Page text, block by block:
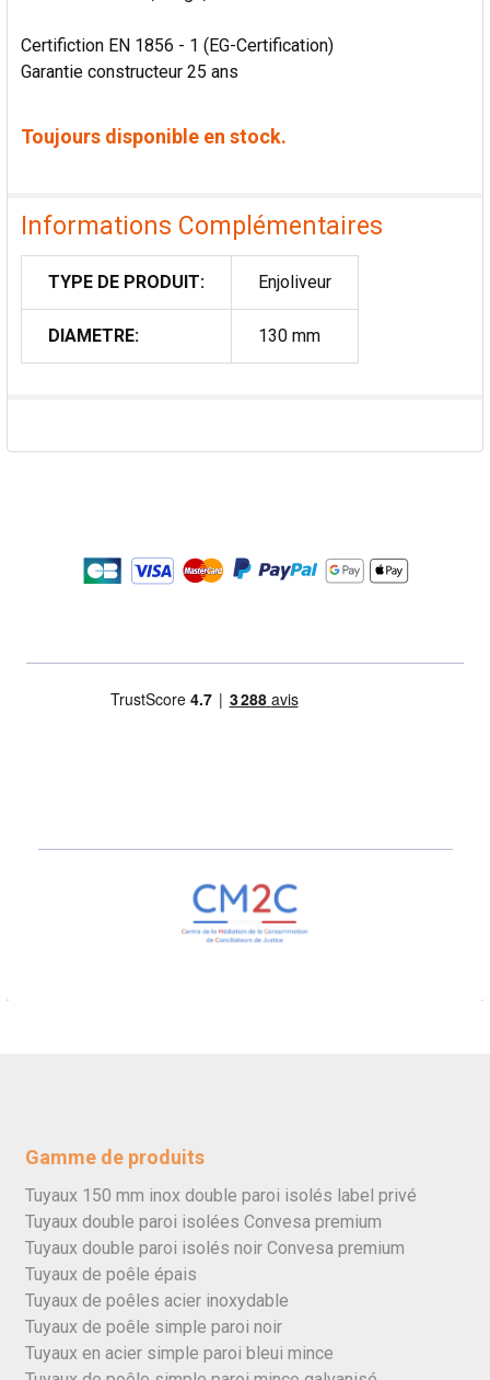
Certifiction EN 1856 - 1 (EG-Certification)
Garantie constructeur 25 ans
Toujours disponible en stock.
Informations Complémentaires
TYPE DE PRODUIT: Enjoliveur
DIAMETRE: 130 mm
Gamme de produits
Tuyaux 150 mm inox double paroi isolés label privé
Tuyaux double paroi isolées Convesa premium
Tuyaux double paroi isolés noir Convesa premium
Tuyaux de poêle épais
Tuyaux de poêles acier inoxydable
Tuyaux de poêle simple paroi noir
Tuyaux en acier simple paroi bleui mince